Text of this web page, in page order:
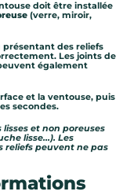
doit être installée
(verre, miroir,
présentant des reliefs
Les joints de
également
et la ventouse, puis
secondes.
et non poreuses
lisse...). Les
reliefs peuvent ne pas